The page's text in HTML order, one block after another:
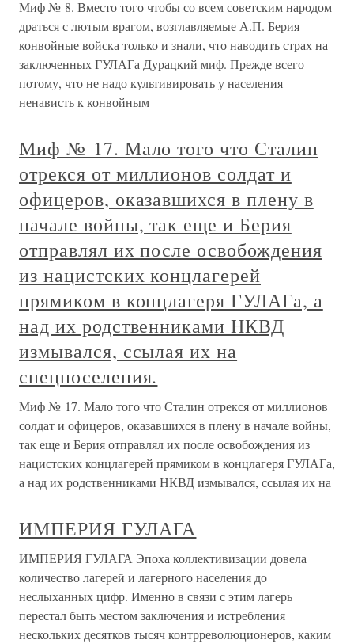
Миф № 8. Вместо того чтобы со всем советским народом
драться с лютым врагом, возглавляемые А.П. Берия
конвойные войска только и знали, что наводить страх на
заключенных ГУЛАГа Дурацкий миф. Прежде всего
потому, что не надо культивировать у населения
ненависть к конвойным
Миф № 17. Мало того что Сталин
отрекся от миллионов солдат и
офицеров, оказавшихся в плену в
начале войны, так еще и Берия
отправлял их после освобождения
из нацистских концлагерей
прямиком в концлагеря ГУЛАГа, а
над их родственниками НКВД
измывался, ссылая их на
спецпоселения.
Миф № 17. Мало того что Сталин отрекся от миллионов
солдат и офицеров, оказавшихся в плену в начале войны,
так еще и Берия отправлял их после освобождения из
нацистских концлагерей прямиком в концлагеря ГУЛАГа,
а над их родственниками НКВД измывался, ссылая их на
ИМПЕРИЯ ГУЛАГА
ИМПЕРИЯ ГУЛАГА Эпоха коллективизации довела
количество лагерей и лагерного населения до
неслыханных цифр. Именно в связи с этим лагерь
перестал быть местом заключения и истребления
нескольких десятков тысяч контрреволюционеров, каким